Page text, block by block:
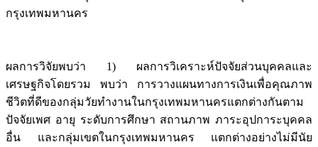
กรุงเทพมหานคร
ผลการวิจัยพบว่า 1) ผลการวิเคราะห์ปัจจัยส่วนบุคคลและ
เศรษฐกิจโดยรวม พบว่า การวางแผนทางการเงินเพื่อคุณภาพ
ชีวิตที่ดีของกลุ่มวัยทำงานในกรุงเทพมหานครแตกต่างกันตาม
ปัจจัยเพศ อายุ ระดับการศึกษา สถานภาพ ภาระอุปการะบุคคล
อื่น และกลุ่มเขตในกรุงเทพมหานคร แตกต่างอย่างไม่มีนัย